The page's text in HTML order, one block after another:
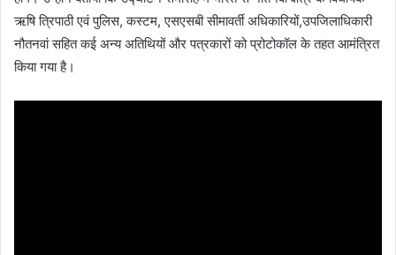
ऋषि त्रिपाठी एवं पुलिस, कस्टम, एसएसबी सीमावर्ती अधिकारियों,उपजिलाधिकारी
नौतनवां सहित कई अन्य अतिथियों और पत्रकारों को प्रोटोकॉल के तहत आमंत्रित
किया गया है।